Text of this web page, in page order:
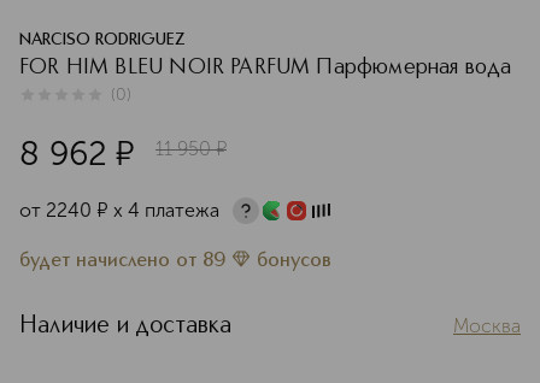
NARCISO RODRIGUEZ
FOR HIM BLEU NOIR PARFUM Парфюмерная вода
(0)
8 962 ¤ 11 950 ¤
от 2240 ¤ х 4 платежа
будет начислено от 89 бонусов
Наличие и доставка Москва